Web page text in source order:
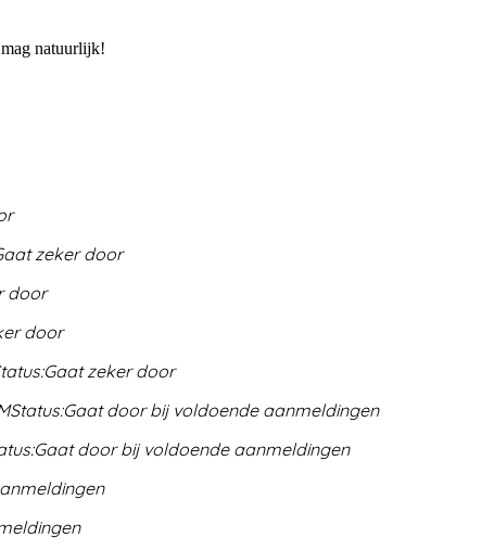
mag natuurlijk!
zeker door
door
door
Gaat zeker door
Status:Gaat door bij voldoende aanmeldingen
Gaat door bij voldoende aanmeldingen